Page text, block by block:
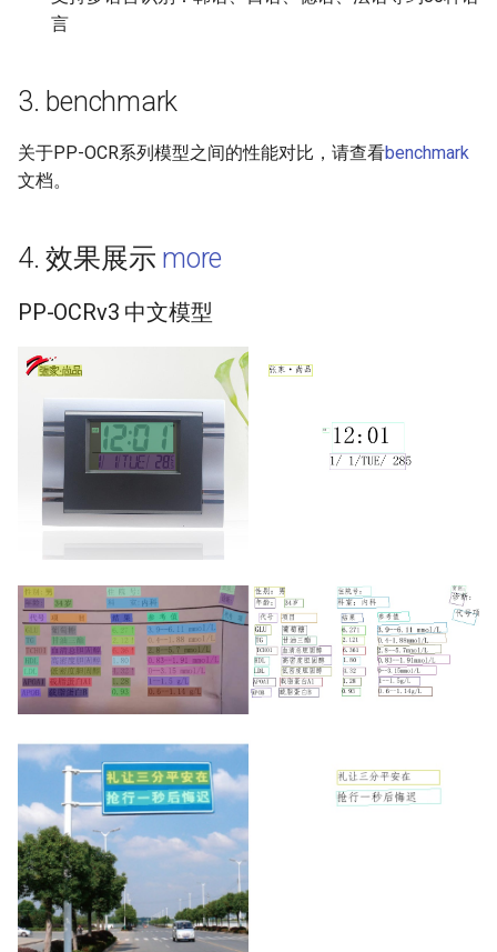
言
3. benchmark
关于PP-OCR系列模型之间的性能对比，请查看benchmark
文档。
4. 效果展示 more
PP-OCRv3 中文模型